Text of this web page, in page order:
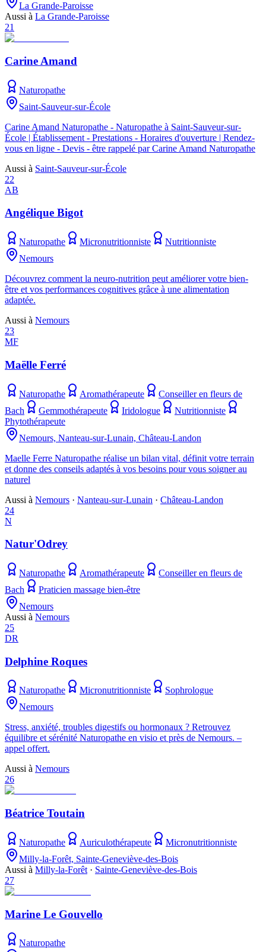
La Grande-Paroisse
Aussi à La Grande-Paroisse
21
Carine Amand
Naturopathe
Saint-Sauveur-sur-École
Carine Amand Naturopathe - Naturopathe à Saint-Sauveur-sur-
École | Établissement - Prestations - Horaires d'ouverture | Rendez-
vous en ligne - Devis - être rappelé par Carine Amand Naturopathe
Aussi à Saint-Sauveur-sur-École
22
AB
Angélique Bigot
Naturopathe Micronutritionniste
Nutritionniste
Nemours
Découvrez comment la neuro-nutrition peut améliorer votre bien-
être et vos performances cognitives grâce à une alimentation
adaptée.
Aussi à Nemours
23
MF
Maëlle Ferré
Naturopathe Aromathérapeute
Conseiller en fleurs de
Bach
Gemmothérapeute Iridologue
Nutritionniste
Phytothérapeute
Nemours, Nanteau-sur-Lunain, Château-Landon
Maelle Ferre Naturopathe réalise un bilan vital, définit votre terrain
et donne des conseils adaptés à vos besoins pour vous soigner au
naturel
Aussi à Nemours · Nanteau-sur-Lunain · Château-Landon
24
N
Natur'Odrey
Naturopathe Aromathérapeute
Conseiller en fleurs de
Bach
Praticien massage bien-être
Nemours
Aussi à Nemours
25
DR
Delphine Roques
Naturopathe Micronutritionniste
Sophrologue
Nemours
Stress, anxiété, troubles digestifs ou hormonaux ? Retrouvez
équilibre et sérénité Naturopathe en visio et près de Nemours. –
appel offert.
Aussi à Nemours
26
Béatrice Toutain
Naturopathe Auriculothérapeute
Micronutritionniste
Milly-la-Forêt, Sainte-Geneviève-des-Bois
Aussi à Milly-la-Forêt · Sainte-Geneviève-des-Bois
27
Marine Le Gouvello
Naturopathe